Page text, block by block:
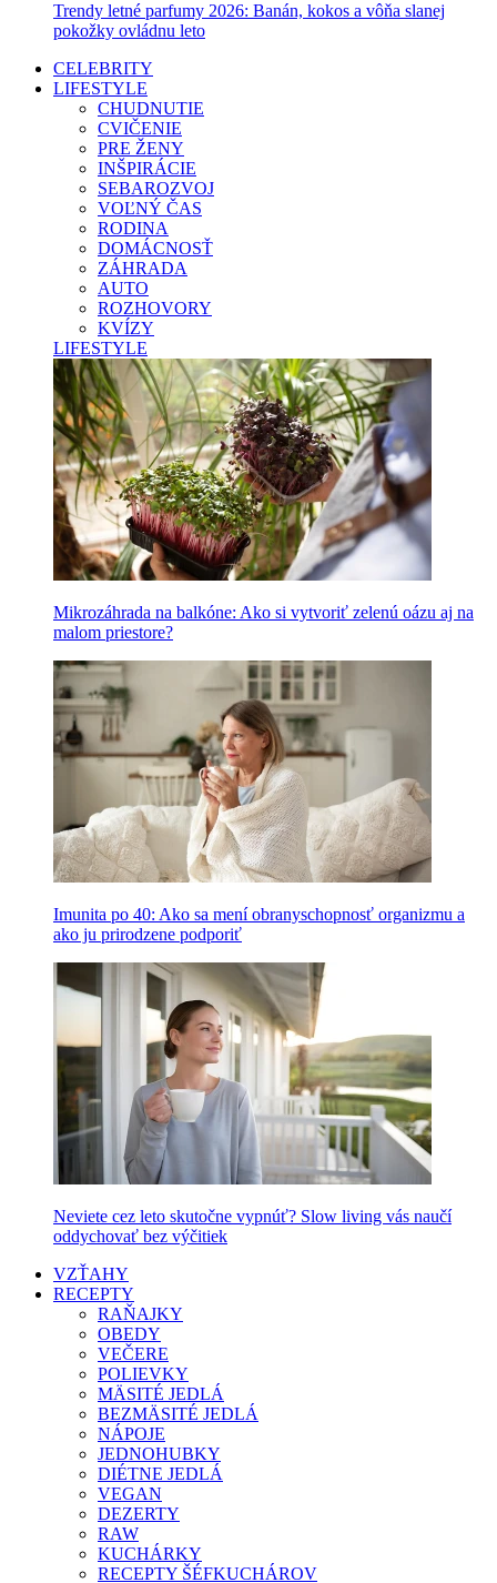
Trendy letné parfumy 2026: Banán, kokos a vôňa slanej
pokožky ovládnu leto
CELEBRITY
LIFESTYLE
CHUDNUTIE
CVIČENIE
PRE ŽENY
INŠPIRÁCIE
SEBAROZVOJ
VOĽNÝ ČAS
RODINA
DOMÁCNOSŤ
ZÁHRADA
AUTO
ROZHOVORY
KVÍZY
LIFESTYLE
Mikrozáhrada na balkóne: Ako si vytvoriť zelenú oázu aj na
malom priestore?
Imunita po 40: Ako sa mení obranyschopnosť organizmu a
ako ju prirodzene podporiť
Neviete cez leto skutočne vypnúť? Slow living vás naučí
oddychovať bez výčitiek
VZŤAHY
RECEPTY
RAŇAJKY
OBEDY
VEČERE
POLIEVKY
MÄSITÉ JEDLÁ
BEZMÄSITÉ JEDLÁ
NÁPOJE
JEDNOHUBKY
DIÉTNE JEDLÁ
VEGAN
DEZERTY
RAW
KUCHÁRKY
RECEPTY ŠÉFKUCHÁROV